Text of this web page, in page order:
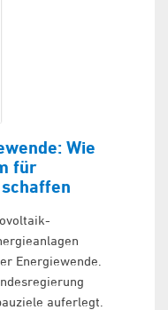
Wie
für
Energiewende.
auferlegt.